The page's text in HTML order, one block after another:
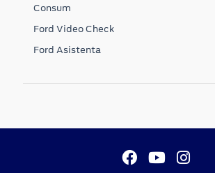
Consum
Ford Video Check
Ford Asistenta